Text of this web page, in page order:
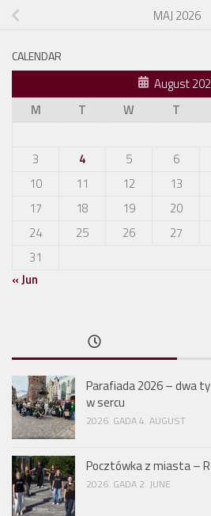
MAJ 2026
CALENDAR
August
M
T W T
3
4 5 6
10
11 12 13
17
18 19 20
24
25 26 27
31
« Jun
Parafiada 2026 – dwa
w sercu
2026. GADA 4. AUGUST
Pocztówka z miasta –
2026. GADA 2. JUNE